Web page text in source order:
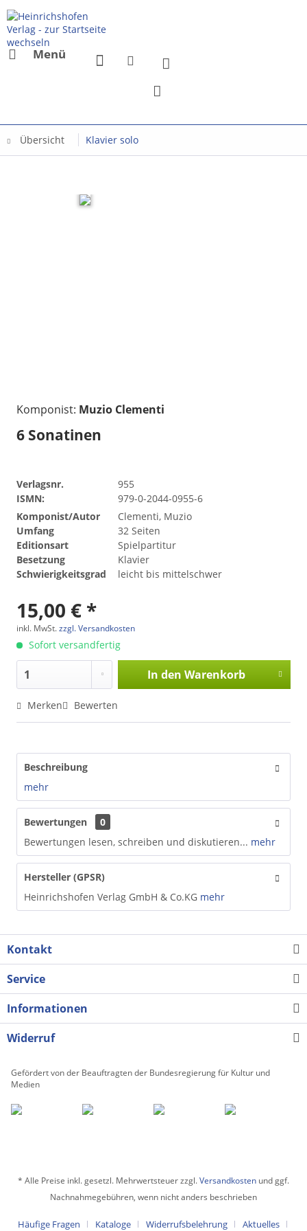
Menü
Übersicht Klavier solo
Komponist: Muzio Clementi
6 Sonatinen
Verlagsnr.
955
ISMN:
979-0-2044-0955-6
Komponist/Autor
Clementi, Muzio
Umfang
32 Seiten
Editionsart
Spielpartitur
Besetzung
Klavier
Schwierigkeitsgrad
leicht bis mittelschwer
15,00 € *
inkl. MwSt.zzgl. Versandkosten
Sofort versandfertig
In den Warenkorb
Merken Bewerten
Beschreibung
mehr
Bewertungen
0
Bewertungen lesen, schreiben und diskutieren... mehr
Hersteller (GPSR)
Heinrichshofen Verlag GmbH & Co.KG mehr
Kontakt
Service
Informationen
Widerruf
Gefördert von der Beauftragten der Bundesregierung für Kultur und
Medien
* Alle Preise inkl. gesetzl. Mehrwertsteuer zzgl.Versandkosten und ggf.
Nachnahmegebühren, wenn nicht anders beschrieben
Häufige Fragen Kataloge Widerrufsbelehrung Aktuelles